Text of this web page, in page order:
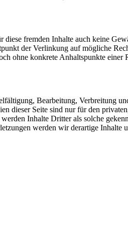
fremden Inhalte auch keine
der Verlinkung auf mögliche
ohne konkrete Anhaltspunkte einer
Bearbeitung, Verbreitung
dieser Seite sind nur für den
Inhalte Dritter als solche
werden wir derartige Inhalte